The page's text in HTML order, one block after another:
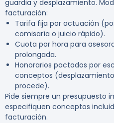
guardia y desplazamiento.
facturación:
Tarifa fija por actuación
comisaría o juicio rápido).
Cuota por hora para
prolongada.
Honorarios pactados por
conceptos
procede).
Pide siempre un presupuesto
especifiquen conceptos
facturación.